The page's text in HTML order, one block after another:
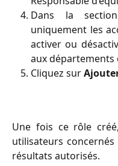
Dans la
uniquement les
activer ou
aux départements
Cliquez sur
Une fois ce rôle
utilisateurs concernés
résultats autorisés.